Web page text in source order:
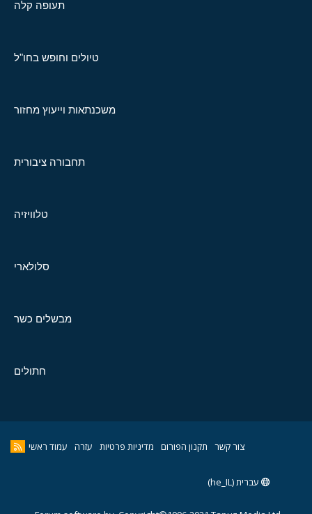
תעופה קלה
טיולים וחופש בחו"ל
משכנתאות וייעוץ מחזור
תחבורה ציבורית
טלוויזיה
סלולארי
מבשלים כשר
חתולים
צור קשר תקנון הפורום מדיניות פרטיות עזרה עמוד ראשי
עברית (he_IL)